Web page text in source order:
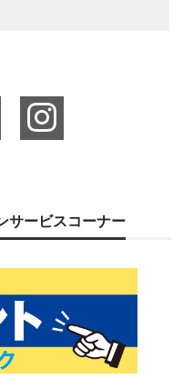
サービスコーナー